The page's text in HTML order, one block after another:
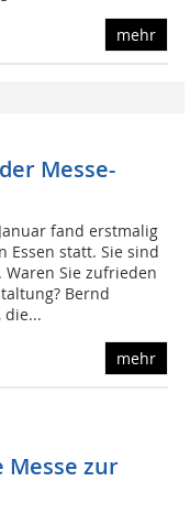
mehr
Messe-
fand erstmalig
Essen statt. Sie sind
Sie zufrieden
Bernd
die...
mehr
Messe zur